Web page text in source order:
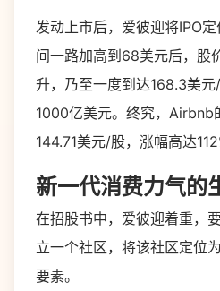
发动上市后，爱彼迎将IPO
间一路加高到68美元后，股
升，乃至一度到达168.3美
1000亿美元。终究，Airbnb
144.71美元/股，涨幅高达
新一代消费力气的
在招股书中，爱彼迎着重，
立一个社区，将该社区定位
要素。